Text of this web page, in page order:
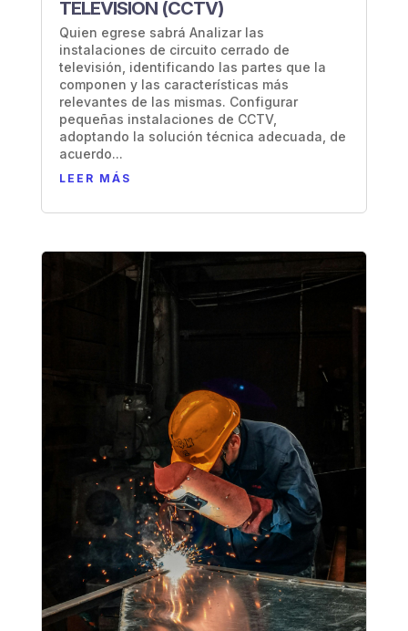
TELEVISIÓN (CCTV)
Quien egrese sabrá Analizar las
instalaciones de circuito cerrado de
televisión, identificando las partes que la
componen y las características más
relevantes de las mismas. Configurar
pequeñas instalaciones de CCTV,
adoptando la solución técnica adecuada, de
acuerdo...
LEER MÁS